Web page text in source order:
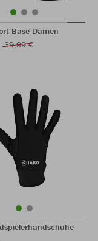
Base Damen
39,99 €